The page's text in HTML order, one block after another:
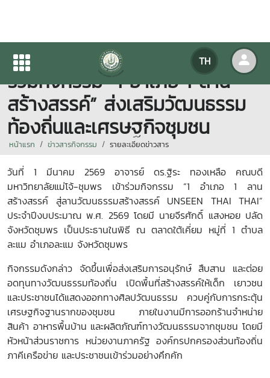
TH
คณบดีมหาวิทยาลัยแม่โจ้-ชุมพร
ร่วมกิจกรรม “1 อำเภอ 1 ลาน
สร้างสรรค์” ส่งเสริมวัฒนธรรม
ท้องถิ่นและเศรษฐกิจชุมชน
หน้าแรก ข่าวสารกิจกรรม รายละเอียดข่าวสาร
วันที่ 1 มีนาคม 2569 อาจารย์ ดร.ฐิระ ทองเหลือ คณบดี
มหาวิทยาลัยแม่โจ้-ชุมพร เข้าร่วมกิจกรรม “1 อำเภอ 1 ลาน
สร้างสรรค์ สู่ลานวัฒนธรรมสร้างสรรค์ UNSEEN THAI THAI”
ประจำปีงบประมาณ พ.ศ. 2569 โดยมี นายจีรศักดิ์ แสงหอย ปลัด
จังหวัดชุมพร เป็นประธานในพิธี ณ ตลาดใต้เคี่ยม หมู่ที่ 1 ตำบล
ละแม อำเภอละแม จังหวัดชุมพร
กิจกรรมดังกล่าว จัดขึ้นเพื่อส่งเสริมการอนุรักษ์ สืบสาน และต่อย
อดทุนทางวัฒนธรรมท้องถิ่น เปิดพื้นที่สร้างสรรค์ให้เด็ก เยาวชน
และประชาชนได้แสดงออกทางศิลปวัฒนธรรม ควบคู่กับการกระตุ้น
เศรษฐกิจฐานรากของชุมชน ภายในงานมีการออกร้านจำหน่าย
สินค้า อาหารพื้นบ้าน และผลิตภัณฑ์ทางวัฒนธรรมจากชุมชน โดยมี
หัวหน้าส่วนราชการ หน่วยงานภาครัฐ องค์กรปกครองส่วนท้องถิ่น
ภาคีเครือข่าย และประชาชนเข้าร่วมอย่างคึกคัก